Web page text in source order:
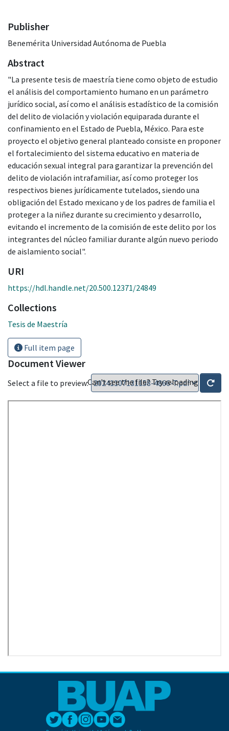
Publisher
Benemérita Universidad Autónoma de Puebla
Abstract
"La presente tesis de maestría tiene como objeto de estudio
el análisis del comportamiento humano en un parámetro
jurídico social, así como el análisis estadístico de la comisión
del delito de violación y violación equiparada durante el
confinamiento en el Estado de Puebla, México. Para este
proyecto el objetivo general planteado consiste en proponer
el fortalecimiento del sistema educativo en materia de
educación sexual integral para garantizar la prevención del
delito de violación intrafamiliar, así como proteger los
respectivos bienes jurídicamente tutelados, siendo una
obligación del Estado mexicano y de los padres de familia el
proteger a la niñez durante su crecimiento y desarrollo,
evitando el incremento de la comisión de este delito por los
integrantes del núcleo familiar durante algún nuevo periodo
de aislamiento social".
URI
https://hdl.handle.net/20.500.12371/24849
Collections
Tesis de Maestría
Full item page
Document Viewer
Select a file to preview:Can't see the file? Try reloading